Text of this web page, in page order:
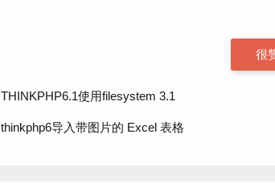
很
THINKPHP6.1使用filesystem 3.1
thinkphp6导入带图片的 Excel 表格